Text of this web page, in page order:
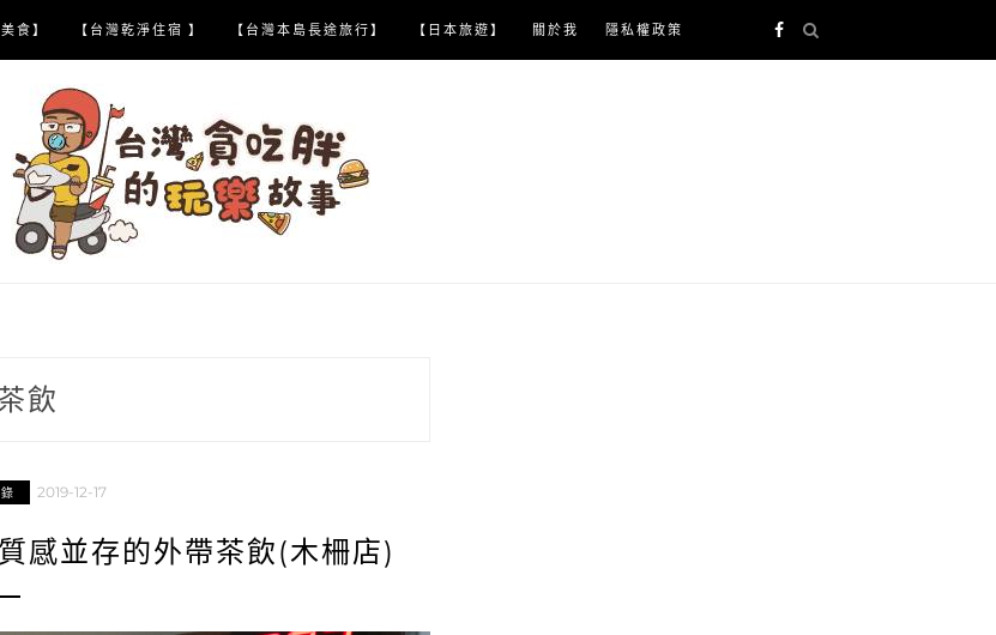
食】 【台灣乾淨住宿 】 【台灣本島長途旅行】 【日本旅遊】 關於我 隱私權政策
飲
2019-12-17
感並存的外帶茶飲(木柵店)